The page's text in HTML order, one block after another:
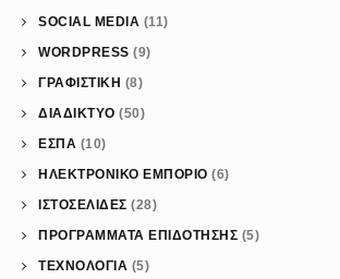
SOCIAL MEDIA (11)
WORDPRESS (9)
ΓΡΑΦΙΣΤΙΚΗ (8)
ΔΙΑΔΙΚΤΥΟ (50)
ΕΣΠΑ (10)
ΗΛΕΚΤΡΟΝΙΚΟ ΕΜΠΟΡΙΟ (6)
ΙΣΤΟΣΕΛΙΔΕΣ (28)
ΠΡΟΓΡΑΜΜΑΤΑ ΕΠΙΔΟΤΗΣΗΣ (5)
ΤΕΧΝΟΛΟΓΙΑ (5)